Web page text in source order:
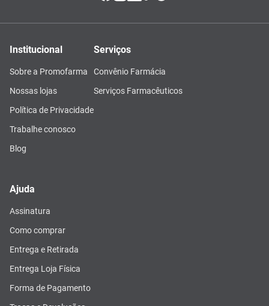
Institucional
Sobre a Promofarma
Nossas lojas
Política de Privacidade
Trabalhe conosco
Blog
Serviços
Convênio Farmácia
Serviços Farmacêuticos
Ajuda
Assinatura
Como comprar
Entrega e Retirada
Entrega Loja Física
Forma de Pagamento